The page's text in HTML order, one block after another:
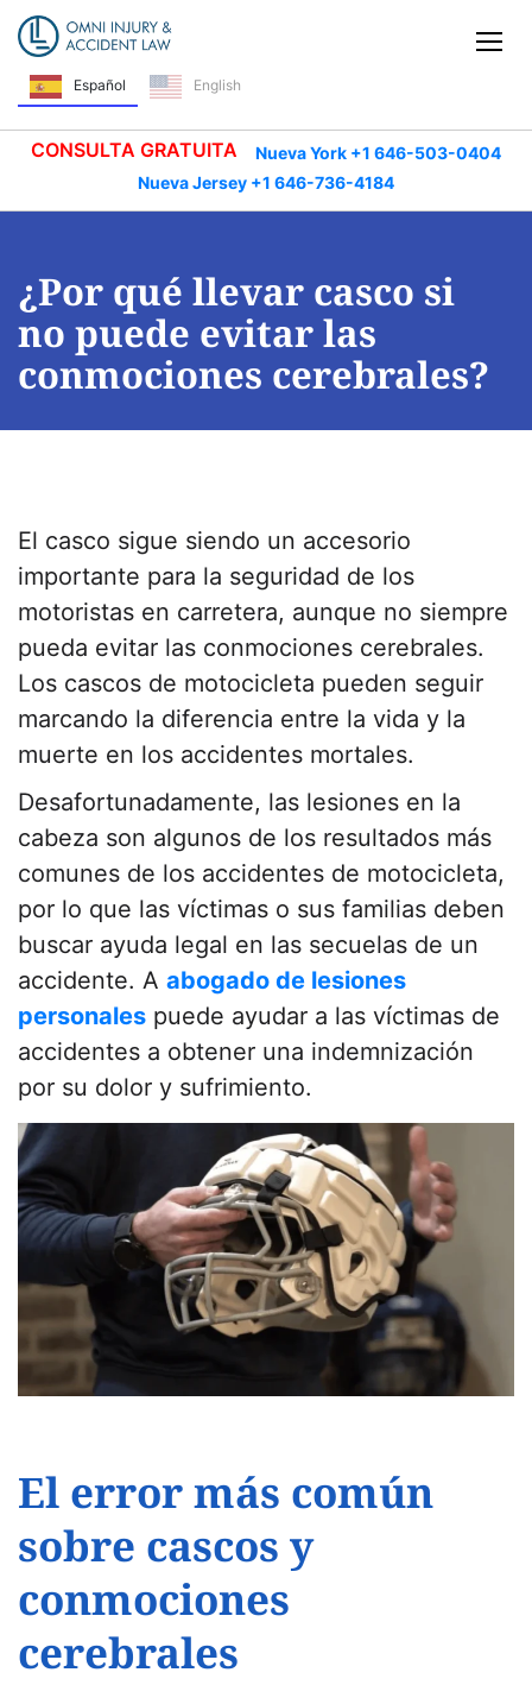
Saltar navegación
Español English
CONSULTA GRATUITA
Nueva York +1 646-503-0404
Nueva Jersey +1 646-736-4184
¿Por qué llevar casco si
no puede evitar las
conmociones cerebrales?
El casco sigue siendo un accesorio
importante para la seguridad de los
motoristas en carretera, aunque no siempre
pueda evitar las conmociones cerebrales.
Los cascos de motocicleta pueden seguir
marcando la diferencia entre la vida y la
muerte en los accidentes mortales.
Desafortunadamente, las lesiones en la
cabeza son algunos de los resultados más
comunes de los accidentes de motocicleta,
por lo que las víctimas o sus familias deben
buscar ayuda legal en las secuelas de un
accidente. A abogado de lesiones
personales puede ayudar a las víctimas de
accidentes a obtener una indemnización
por su dolor y sufrimiento.
El error más común
sobre cascos y
conmociones
cerebrales